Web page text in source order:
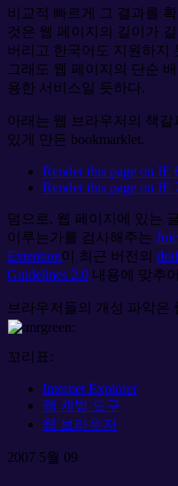
비교적 빠르게 그 결과를
것은 웹 페이지의 길이가
버리고 한국어도 지원하지
그래도 웹 페이지의 단순
용한 서비스일 듯하다.
아래는 웹 브라우저의 책
있게 만든 bookmarklet.
Render this page on IE
Render this page on IE
덤으로, 웹 페이지에 있는
이루는가를 검사해주는
Extention이 최근 버전의
Guidelines 2.0 내용에 맞추
브라우저들의 개성 파악은
꼬리표:
Internet Explorer
웹 개발 도구
웹 브라우저
2007 5월 09